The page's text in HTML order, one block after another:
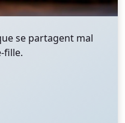
se partagent mal
fille.